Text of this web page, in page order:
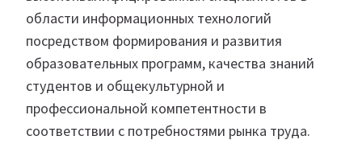
области информационных технологий
посредством формирования и развития
образовательных программ, качества знаний
студентов и общекультурной и
профессиональной компетентности в
соответствии с потребностями рынка труда.